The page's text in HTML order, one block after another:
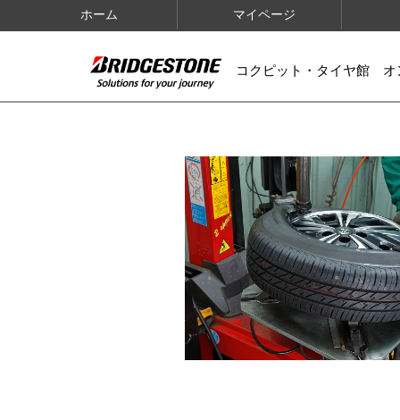
ホーム マイページ
コクピット・タイヤ館 オ
IMAGES